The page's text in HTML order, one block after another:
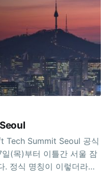
Tech Summit Seoul 공식
. 정식 명칭이 이렇더라구